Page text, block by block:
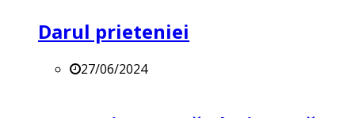
Darul prieteniei
27/06/2024